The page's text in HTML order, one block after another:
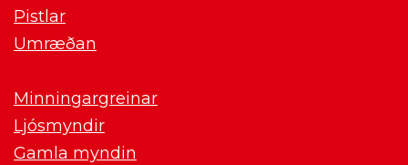
Pistlar
Umræðan
Minningargreinar
Ljósmyndir
Gamla myndin